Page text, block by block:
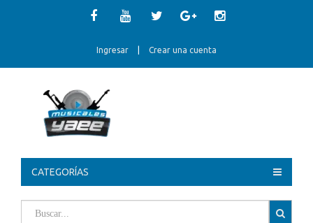
Ingresar Crear una cuenta
CATEGORÍAS